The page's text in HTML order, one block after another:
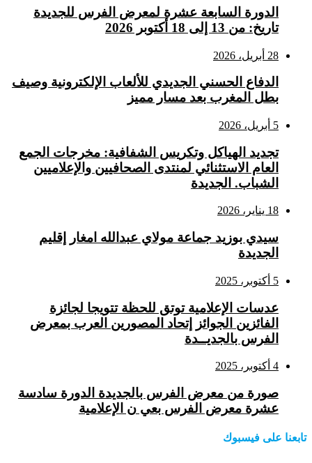
الدورة السابعة عشرة لمعرض الفرس للجديدة
تاريخ: من 13 إلى 18 أكتوبر 2026
28 أبريل، 2026
الدفاع الحسني الجديدي للألعاب الإلكترونية وصيف
بطل المغرب بعد مسار مميز
5 أبريل، 2026
تجديد الهياكل وتكريس الشفافية: مخرجات الجمع
العام الاستثنائي لمنتدى الصحافيين والإعلاميين
الشباب. الجديدة
18 يناير، 2026
سيدي بوزيد جماعة مولاي عبدالله امغار إقليم
الجديدة
5 أكتوبر، 2025
عدسات الإعلامية توتق للحظة تتويجا لجائزة
الفائزين الجوائز إتحاد المصورين العرب بمعرض
الفرس بالجديــدة
4 أكتوبر، 2025
صورة من معرض الفرس بالجديدة الدورة سادسة
عشرة معرض الفرس بعي ن الإعلامية
تابعنا على فيسبوك